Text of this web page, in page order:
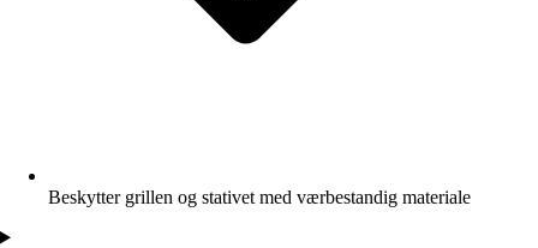
Beskytter grillen og stativet med værbestandig materiale